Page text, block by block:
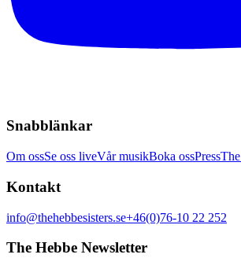
Snabblänkar
Om ossSe oss liveVår musikBoka ossPress
Kontakt
info@thehebbesisters.se+46(0)76-10 22 252
The Hebbe Newsletter